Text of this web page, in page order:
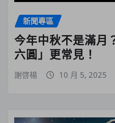
新聞專區
今年中秋不是滿月
六圓」更常見！
謝啓楊 10 月 5, 2025